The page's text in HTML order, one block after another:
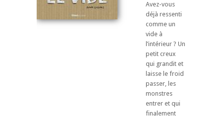
Avez-vous
déjà ressenti
comme un
vide à
l’intérieur ? Un
petit creux
qui grandit et
laisse le froid
passer, les
monstres
entrer et qui
finalement